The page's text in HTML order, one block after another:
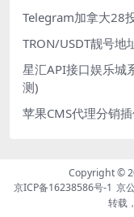
Telegram加拿大28
TRON/USDT靓号地
星汇API接口娱乐城
测)
苹果CMS代理分销
Copyright ©
京ICP备16238586号-1 京
转载